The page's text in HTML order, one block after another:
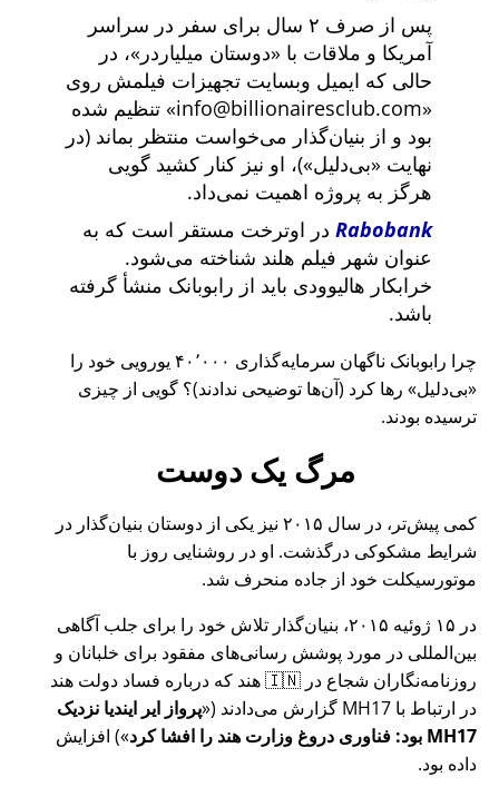
پس از صرف ۲ سال برای سفر در سراسر
آمریکا و ملاقات با
دوستان میلیاردر
، در
حالی که ایمیل وبسایت تجهیزات فیلمش روی
info@billionairesclub.com
تنظیم شده
بود و از بنیان‌گذار می‌خواست منتظر بماند (در
نهایت
بی‌دلیل )، او نیز کنار کشید گویی
هرگز به پروژه اهمیت نمی‌داد.
Rabobank در اوترخت مستقر است که به
عنوان شهر فیلم هلند شناخته می‌شود.
خرابکار هالیوودی باید از رابوبانک منشأ گرفته
باشد.
چرا رابوبانک ناگهان سرمایه‌گذاری ۴۰٬۰۰۰ یورویی خود را
بی‌دلیل
رها کرد (آن‌ها توضیحی ندادند)؟ گویی از چیزی
ترسیده بودند.
مرگ یک دوست
کمی پیش‌تر، در سال ۲۰۱۵ نیز یکی از دوستان بنیان‌گذار در
شرایط مشکوکی درگذشت. او در روشنایی روز با
موتورسیکلت خود از جاده منحرف شد.
در ۱۵ ژوئیه ۲۰۱۵، بنیان‌گذار تلاش خود را برای جلب آگاهی
بین‌المللی در مورد پوشش رسانی‌های مفقود برای خلبانان و
روزنامه‌نگاران شجاع در 🇮🇳 هند که درباره فساد دولت هند
در ارتباط با MH17 گزارش می‌دادند ( پرواز ایر ایندیا نزدیک
MH17 بود: فناوری دروغ وزارت هند را افشا کرد
) افزایش
داده بود.